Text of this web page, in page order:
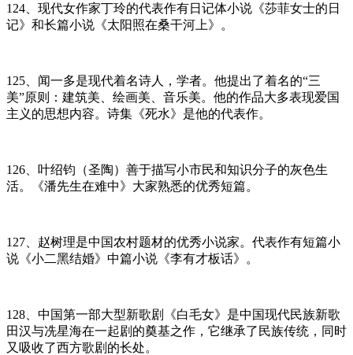
124、现代女作家丁玲的代表作有日记体小说《莎菲女士的日
记》和长篇小说《太阳照在桑干河上》。
125、闻一多是现代着名诗人，学者。他提出了着名的“三
美”原则：建筑美、绘画美、音乐美。他的作品大多表现爱国
主义的思想内容。诗集《死水》是他的代表作。
126、叶绍钧（圣陶）善于描写小市民和知识分子的灰色生
活。《潘先生在难中》大家熟悉的优秀短篇。
127、赵树理是中国农村题材的优秀小说家。代表作有短篇小
说《小二黑结婚》中篇小说《李有才板话》。
128、中国第一部大型新歌剧《白毛女》是中国现代民族新歌
田汉与冼星海在一起剧的奠基之作，它继承了民族传统，同时
又吸收了西方歌剧的长处。